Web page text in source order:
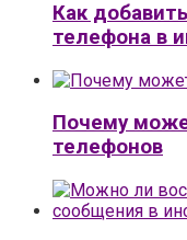
Как
телефона в
Почему
телефонов